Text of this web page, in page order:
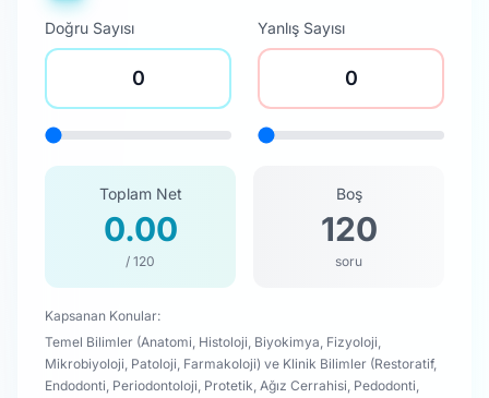
Doğru Sayısı Yanlış Sayısı
Toplam Net
0.00
/ 120
Boş
120
soru
Kapsanan Konular:
Temel Bilimler (Anatomi, Histoloji, Biyokimya, Fizyoloji,
Mikrobiyoloji, Patoloji, Farmakoloji) ve Klinik Bilimler (Restoratif,
Endodonti, Periodontoloji, Protetik, Ağız Cerrahisi, Pedodonti,